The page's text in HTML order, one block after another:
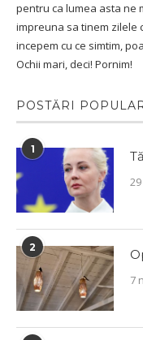
pentru ca lumea asta ne
impreuna sa tinem zilele
incepem cu ce simtim,
Ochii mari, deci! Pornim!
POSTĂRI
1
2
7